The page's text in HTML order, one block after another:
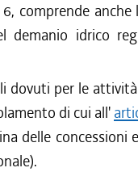
comprende
demanio idrico
dovuti per le
di cui all'
delle